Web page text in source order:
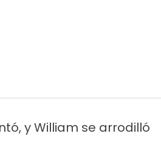
y William se arrodilló